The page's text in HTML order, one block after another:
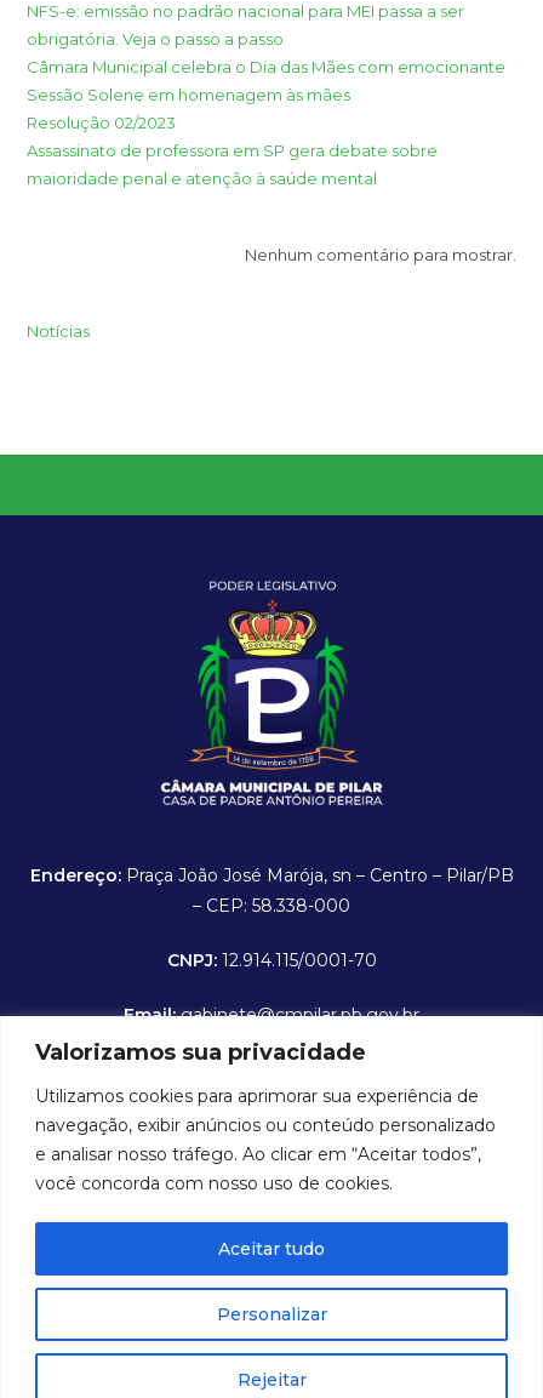
Valorizamos sua privacidade
Utilizamos cookies para aprimorar sua experiência de
navegação, exibir anúncios ou conteúdo personalizado
e analisar nosso tráfego. Ao clicar em “Aceitar todos”,
você concorda com nosso uso de cookies.
Personalizar
Rejeitar
Aceitar tudo
NFS-e: emissão no padrão nacional para MEI passa a ser
obrigatória. Veja o passo a passo
Câmara Municipal celebra o Dia das Mães com emocionante
Sessão Solene em homenagem às mães
Resolução 02/2023
Assassinato de professora em SP gera debate sobre
maioridade penal e atenção à saúde mental
Nenhum comentário para mostrar.
Notícias
Endereço: Praça João José Marója, sn – Centro – Pilar/PB
– CEP: 58.338-000
CNPJ: 12.914.115/0001-70
Email:gabinete@cmpilar.pb.gov.br
Horário de expediente:
8:00 às 12:00 hrs
Portal da Transparência
Folha de Pagamento
Contra Cheque Online
E-SIC - Serviço Eletrônico de Informações ao Cidadão